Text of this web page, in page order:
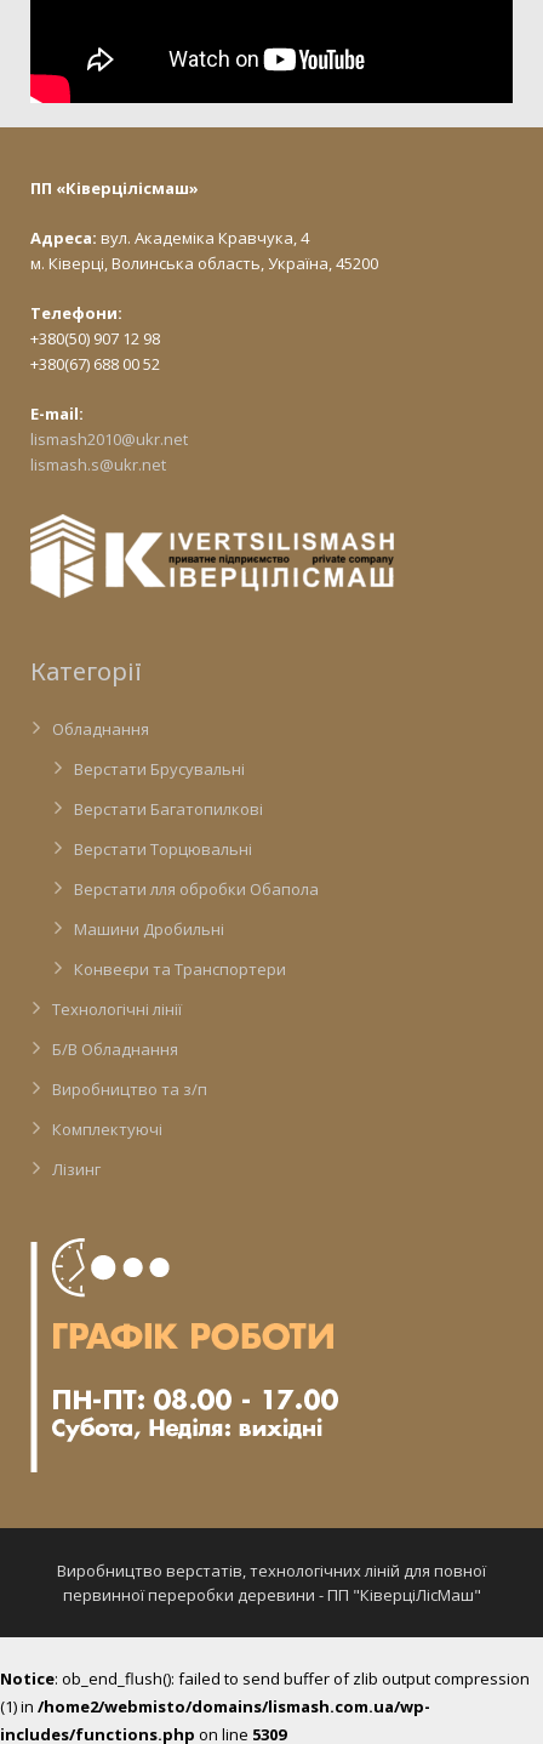
ПП «Ківерцілісмаш»
Адреса: вул. Академіка Кравчука, 4
м. Ківерці, Волинська область, Україна, 45200
Телефони:
+380(50) 907 12 98
+380(67) 688 00 52
E-mail:
lismash2010@ukr.net
lismash.s@ukr.net
Категорії
Обладнання
Верстати Брусувальні
Верстати Багатопилкові
Верстати Торцювальні
Верстати лля обробки Обапола
Машини Дробильні
Конвеєри та Транспортери
Технологічні лінії
Б/В Обладнання
Виробництво та з/п
Комплектуючі
Лізинг
Виробництво верстатів, технологічних ліній для повної
первинної переробки деревини - ПП "КіверціЛісМаш"
Notice: ob_end_flush(): failed to send buffer of zlib output compression
(1) in /home2/webmisto/domains/lismash.com.ua/wp-
includes/functions.php on line 5309